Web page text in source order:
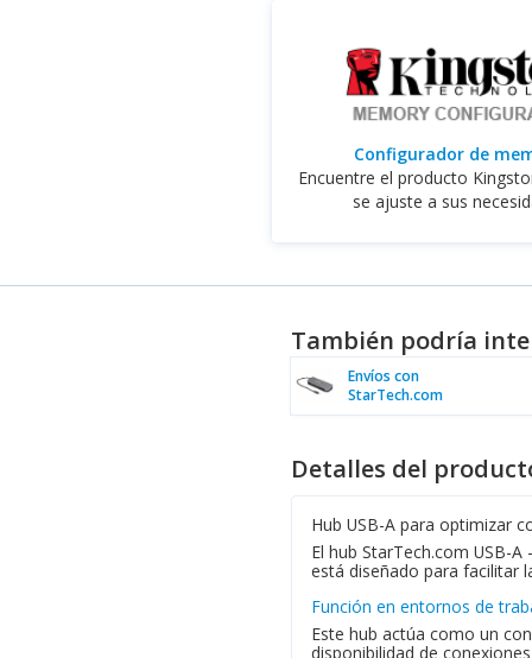
Configurador de
Encuentre el producto
se ajuste a sus
También podría
Envíos con
StarTech.com
Detalles del
Hub USB-A para optimizar
El hub StarTech.com USB-
está diseñado para facilitar
Función en entornos de
Este hub actúa como un
disponibilidad de